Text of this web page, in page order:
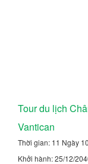
Tour du lịch
Vantican
Thời gian: 11 Ngày
Khởi hành: 25/12/